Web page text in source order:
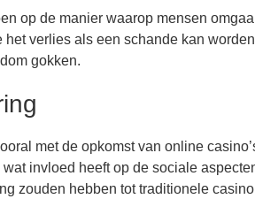
op de manier waarop mensen
verlies als een schande kan
gokken.
met de opkomst van online
invloed heeft op de sociale
zouden hebben tot traditionele